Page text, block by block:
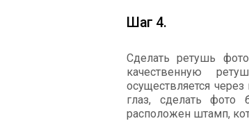
Шаг 4.
Сделать ретушь
качественную
осуществляется
глаз, сделать фото
расположен штамп,